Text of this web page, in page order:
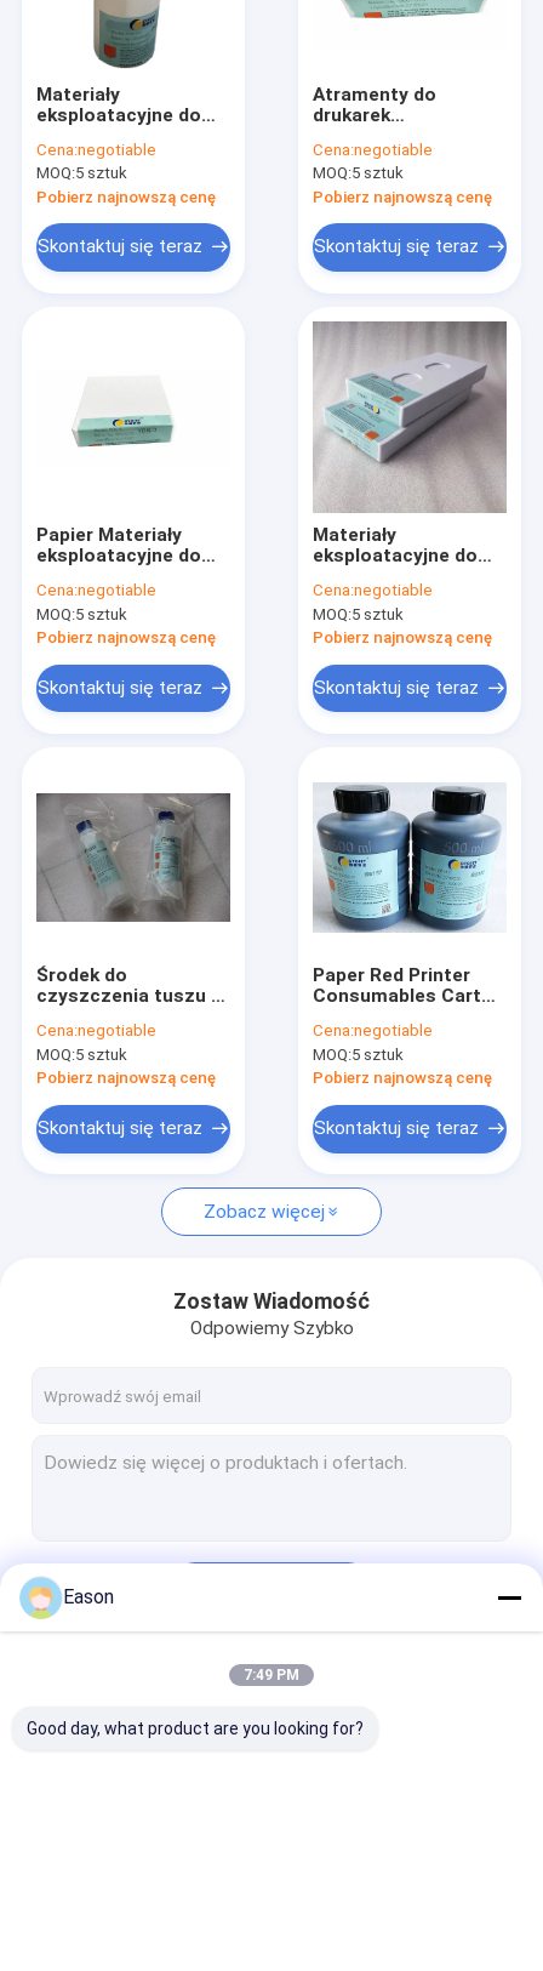
Produkty
O nas
Wycieczka po fabryce
Ręczna drukarka atramentowa
Przemysłowa drukarka atramentowa
Maszyna do kodowania i znakowania
Drukarka atramentowa o wysokiej rozdzielczości
Spawarka laserowa
Materiały
eksploatacyjne do
atramentowych Dod
ALT160 Plus
Pigmentowany
atrament na bazie
alkoholu
Cena:negotiable
MOQ:5 sztuk
Pobierz najnowszą cenę
Skontaktuj się teraz
Atramenty do
drukarek
CYCJET
Szybkoschnące do
drukarek
atramentowych o
wysokiej
rozdzielczości
Cena:negotiable
MOQ:5 sztuk
Pobierz najnowszą cenę
Skontaktuj się teraz
Papier Materiały
eksploatacyjne do
czerwonym Pudełko
kartonowe CYCJET
Farba do drukowania
Cena:negotiable
MOQ:5 sztuk
Pobierz najnowszą cenę
Skontaktuj się teraz
Materiały
eksploatacyjne do
Wkład atramentowy
UV o wysokiej
rozdzielczości do
atramentowych
Cena:negotiable
MOQ:5 sztuk
Pobierz najnowszą cenę
Skontaktuj się teraz
Środek do
czyszczenia tuszu z
do drukarek
kartonowych
CYCJET Środek do
Uv
Cena:negotiable
MOQ:5 sztuk
Pobierz najnowszą cenę
Skontaktuj się teraz
Paper Red Printer
Consumables Carton
Based Printing Ink
Cena:negotiable
MOQ:5 sztuk
Pobierz najnowszą cenę
Skontaktuj się teraz
Zobacz więcej
Zostaw Wiadomość
Odpowiemy Szybko
Eason
7:49 PM
Good day, what product are you looking for?